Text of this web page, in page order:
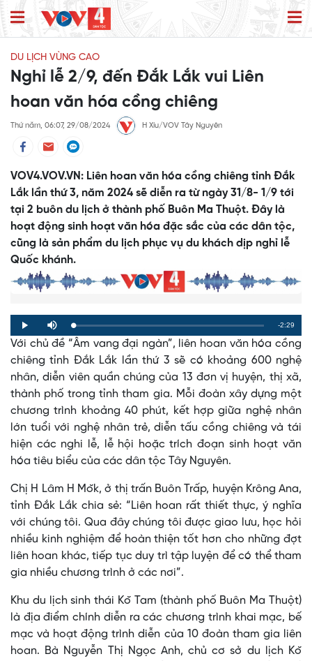
DU LỊCH VÙNG CAO
Nghỉ lễ 2/9, đến Đắk Lắk vui Liên
hoan văn hóa cồng chiêng
Thứ năm, 06:07, 29/08/2024 H Xíu/VOV Tây Nguyên
VOV4.VOV.VN: Liên hoan văn hóa cồng chiêng tỉnh Đắk
Lắk lần thứ 3, năm 2024 sẽ diễn ra từ ngày 31/8- 1/9 tới
tại 2 buôn du lịch ở thành phố Buôn Ma Thuột. Đây là
hoạt động sinh hoạt văn hóa đặc sắc của các dân tộc,
cũng là sản phẩm du lịch phục vụ du khách dịp nghỉ lễ
Quốc khánh.
Play Mute Loaded:
0%
Progress:
0%
Remaining
Time
-2:29
Với chủ đề “Âm vang đại ngàn”, liên hoan văn hóa cồng
chiêng tỉnh Đắk Lắk lần thứ 3 sẽ có khoảng 600 nghệ
nhân, diễn viên quần chúng của 13 đơn vị huyện, thị xã,
thành phố trong tỉnh tham gia. Mỗi đoàn xây dựng một
chương trình khoảng 40 phút, kết hợp giữa nghệ nhân
lớn tuổi với nghệ nhân trẻ, diễn tấu cồng chiêng và tái
hiện các nghi lễ, lễ hội hoặc trích đoạn sinh hoạt văn
hóa tiêu biểu của các dân tộc Tây Nguyên.
Chị H Lâm H Mŏk, ở thị trấn Buôn Trấp, huyện Krông Ana,
tỉnh Đắk Lắk chia sẻ: “Liên hoan rất thiết thực, ý nghĩa
với chúng tôi. Qua đây chúng tôi được giao lưu, học hỏi
nhiều kinh nghiệm để hoàn thiện tốt hơn cho những đợt
liên hoan khác, tiếp tục duy trì tập luyện để có thể tham
gia nhiều chương trình ở các nơi”.
Khu du lịch sinh thái Kŏ Tam (thành phố Buôn Ma Thuột)
là địa điểm chính diễn ra các chương trình khai mạc, bế
mạc và hoạt động trình diễn của 10 đoàn tham gia liên
hoan. Bà Nguyễn Thị Ngọc Anh, chủ cơ sở du lịch Kŏ